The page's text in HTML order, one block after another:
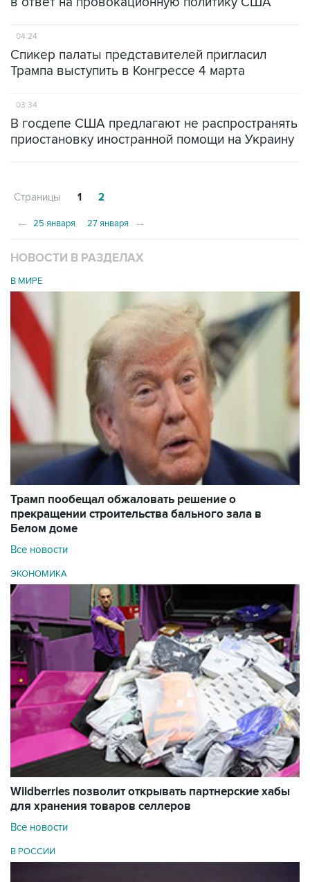
04:24
Спикер палаты представителей пригласил
Трампа выступить в Конгрессе 4 марта
03:34
В госдепе США предлагают не распространять
приостановку иностранной помощи на Украину
Страницы 1 2
← 25 января 27 января →
НОВОСТИ В РАЗДЕЛАХ
В МИРЕ
Трамп пообещал обжаловать решение о
прекращении строительства бального зала в
Белом доме
Все новости
ЭКОНОМИКА
Wildberries позволит открывать партнерские хабы
для хранения товаров селлеров
Все новости
В РОССИИ